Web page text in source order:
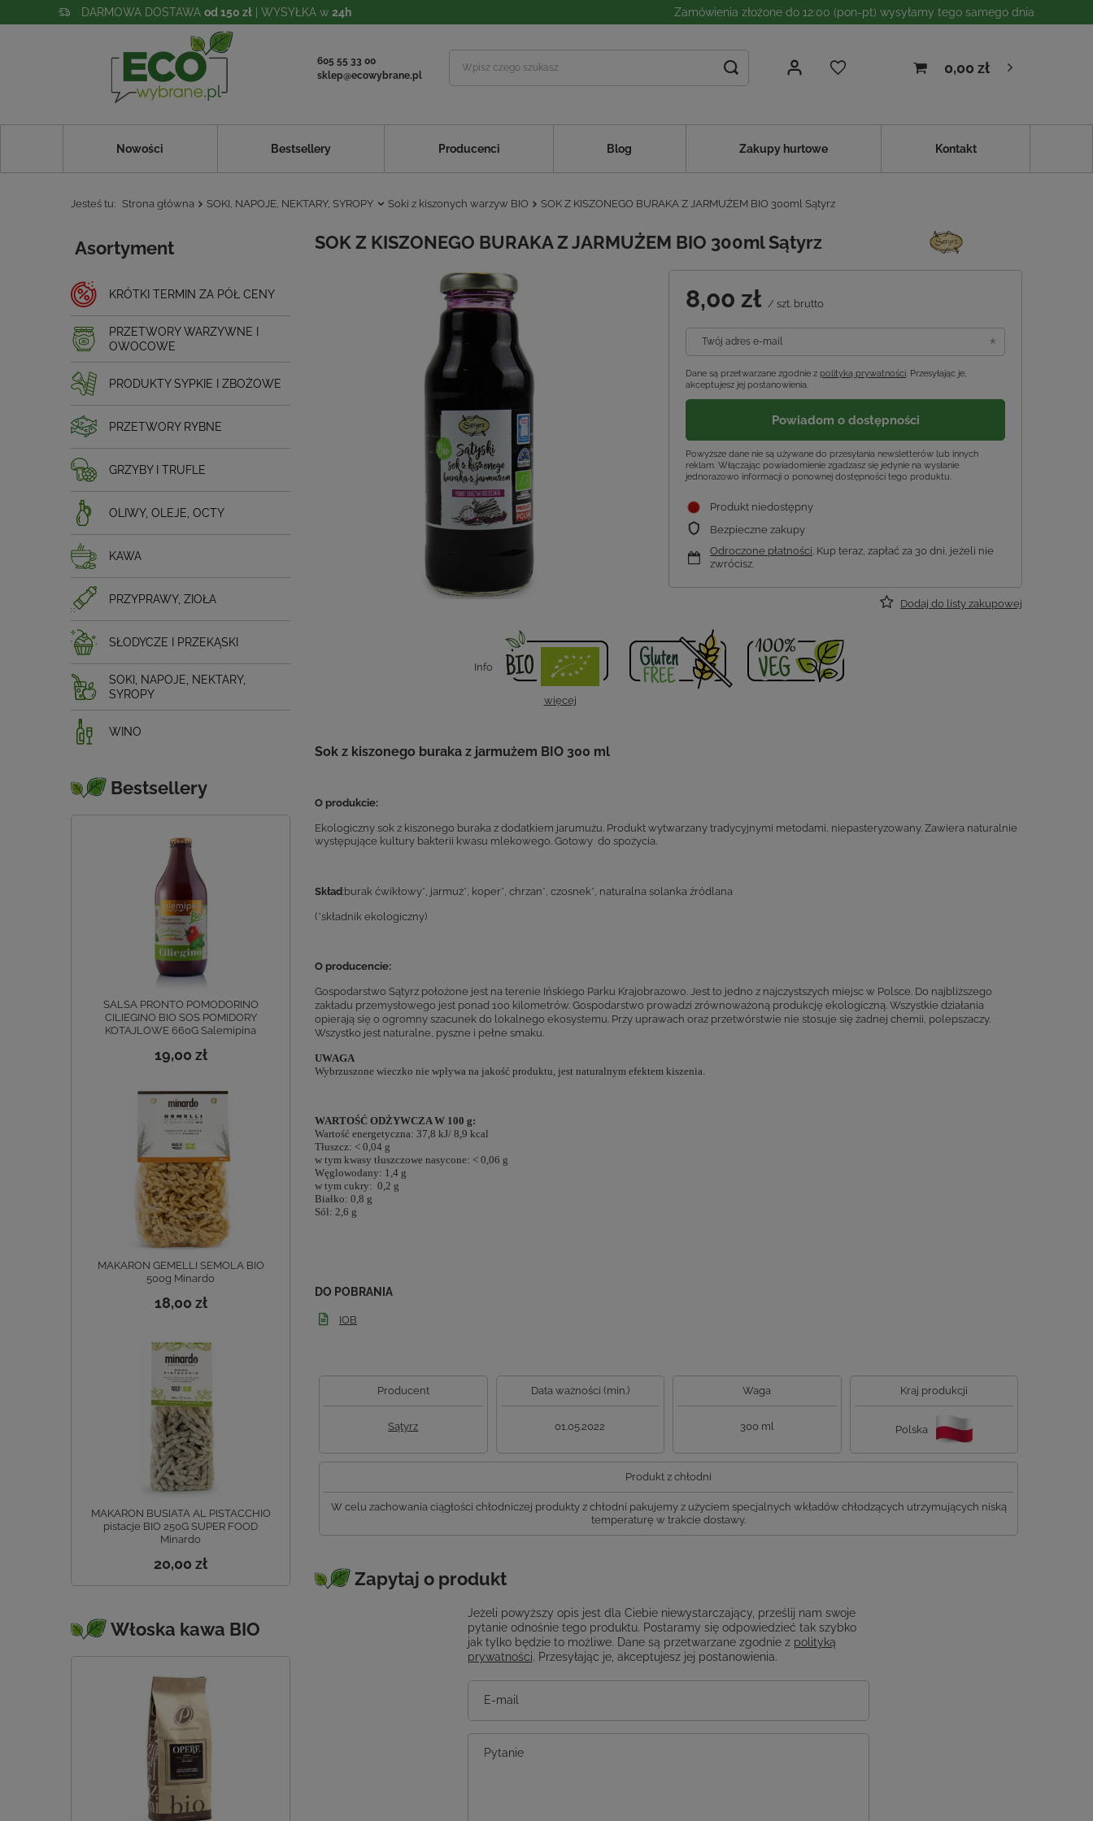
DARMOWA DOSTAWA od 150 zł | WYSYŁKA w 24h Zamówienia złożone do 12:00 (pon-pt) wysyłamy tego samego dnia
605 55 33 00
sklep@ecowybrane.pl
0,00 zł
Nowości Bestsellery Producenci Blog Zakupy hurtowe Kontakt
Jesteś tu: Strona główna SOKI, NAPOJE, NEKTARY, SYROPY Soki z kiszonych warzyw BIO SOK Z KISZONEGO BURAKA Z JARMUŻEM BIO 300ml Sątyrz
Asortyment
KRÓTKI TERMIN ZA PÓŁ CENY
PRZETWORY WARZYWNE I
OWOCOWE
PRODUKTY SYPKIE I ZBOŻOWE
PRZETWORY RYBNE
GRZYBY I TRUFLE
OLIWY, OLEJE, OCTY
KAWA
PRZYPRAWY, ZIOŁA
SŁODYCZE I PRZEKĄSKI
SOKI, NAPOJE, NEKTARY,
SYROPY
WINO
Bestsellery
SALSA PRONTO POMODORINO
CILIEGINO BIO SOS POMIDORY
KOTAJLOWE 660G Salemipina
19,00 zł
MAKARON GEMELLI SEMOLA BIO
500g Minardo
18,00 zł
MAKARON BUSIATA AL PISTACCHIO
pistacje BIO 250G SUPER FOOD
Minardo
20,00 zł
Włoska kawa BIO
SOK Z KISZONEGO BURAKA Z JARMUŻEM BIO 300ml Sątyrz
8,00 zł / szt. brutto
Twój adres e-mail
Dane są przetwarzane zgodnie z polityką prywatności. Przesyłając je,
akceptujesz jej postanowienia.
Powiadom o dostępności
Powyższe dane nie są używane do przesyłania newsletterów lub innych
reklam. Włączając powiadomienie zgadzasz się jedynie na wysłanie
jednorazowo informacji o ponownej dostępności tego produktu.
Produkt niedostępny
Bezpieczne zakupy
Odroczone płatności. Kup teraz, zapłać za 30 dni, jeżeli nie
zwrócisz.
Dodaj do listy zakupowej
Info
więcej
Sok z kiszonego buraka z jarmużem BIO 300 ml
O produkcie:
Ekologiczny sok z kiszonego buraka z dodatkiem jarumużu. Produkt wytwarzany tradycyjnymi metodami, niepasteryzowany. Zawiera naturalnie
występujące kultury bakterii kwasu mlekowego. Gotowy do spożycia.
Skład:burak ćwikłowy*, jarmuż*, koper*, chrzan*, czosnek*, naturalna solanka źródlana
(*składnik ekologiczny)
O producencie:
Gospodarstwo Sątyrz położone jest na terenie Ińskiego Parku Krajobrazowo. Jest to jedno z najczystszych miejsc w Polsce. Do najbliższego
zakładu przemysłowego jest ponad 100 kilometrów. Gospodarstwo prowadzi zrównoważoną produkcję ekologiczną. Wszystkie działania
opierają się o ogromny szacunek do lokalnego ekosystemu. Przy uprawach oraz przetwórstwie nie stosuje się żadnej chemii, polepszaczy.
Wszystko jest naturalne, pyszne i pełne smaku.
UWAGA
Wybrzuszone wieczko nie wpływa na jakość produktu, jest naturalnym efektem kiszenia.
WARTOŚĆ ODŻYWCZA W 100 g:
Wartość energetyczna: 37,8 kJ/ 8,9 kcal
Tłuszcz: < 0,04 g
w tym kwasy tłuszczowe nasycone: < 0,06 g
Węglowodany: 1,4 g
w tym cukry: 0,2 g
Białko: 0,8 g
Sól: 2,6 g
DO POBRANIA
IOB
Producent
Sątyrz
Data ważności (min.)
01.05.2022
Waga
300 ml
Kraj produkcji
Polska
Produkt z chłodni
W celu zachowania ciągłości chłodniczej produkty z chłodni pakujemy z użyciem specjalnych wkładów chłodzących utrzymujących niską
temperaturę w trakcie dostawy.
Zapytaj o produkt
Jeżeli powyższy opis jest dla Ciebie niewystarczający, prześlij nam swoje
pytanie odnośnie tego produktu. Postaramy się odpowiedzieć tak szybko
jak tylko będzie to możliwe. Dane są przetwarzane zgodnie z polityką
prywatności. Przesyłając je, akceptujesz jej postanowienia.
E-mail
Pytanie